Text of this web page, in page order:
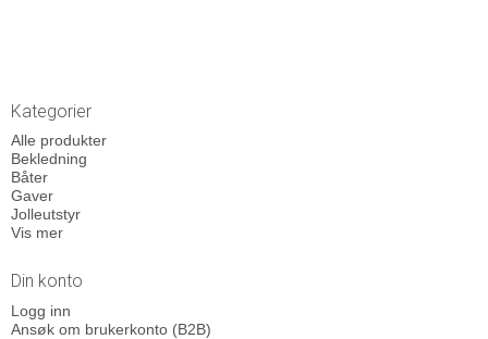
Kategorier
Alle produkter
Bekledning
Båter
Gaver
Jolleutstyr
Vis mer
Din konto
Logg inn
Ansøk om brukerkonto (B2B)